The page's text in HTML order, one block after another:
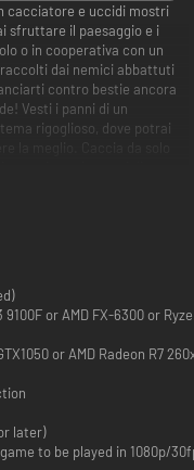
cacciatore e uccidi mostri
sfruttare il paesaggio e i
o in cooperativa con un
dai nemici abbattuti
contro bestie ancora
Vesti i panni di un
rigoglioso, dove potrai
usa i materiali
migliore e
in un'incredibile varietà
potrai usare per
ad affrontare
or AMD FX-6300 or
or AMD Radeon R7
later)
to be played in 1080p/